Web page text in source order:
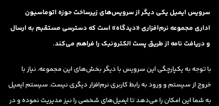
سرویس ایمیل یکی دیگر از سرویس‌های زیرساخت حوزه اتوماسیون
اداری مجموعه نرم‌افزاری «دیدگاه» است که دسترسی مستقیم به ارسال
و دریافت نامه از طریق پست الکترونیک را فراهم می‌کند.
با توجه به یکپارچگی این سرویس با دیگر بخش‌های این مجموعه، نیاز با
خروج از سیستم و ورود به رابط کاربری نرم‌افزار دیگری نیست. سیستم ایمیل
به شما این امکان را می‌دهد تا ایمیل‌های شخصی را نیز مدیریت نموده و در